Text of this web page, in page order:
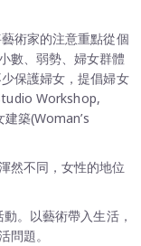
術家的注意重點從個
數、弱勢、婦女群體
保護婦女，提倡婦女
Workshop,
築(Woman’s
然不同，女性的地位
。以藝術帶入生活，
問題。